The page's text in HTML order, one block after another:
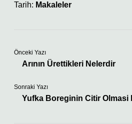
Tarih: Makaleler
Önceki Yazı
Arının Ürettikleri Nelerdir
Sonraki Yazı
Yufka Boreginin Citir Olmasi